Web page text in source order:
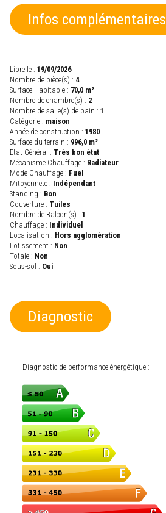
Infos complémentaires
Libre le : 19/09/2026
Nombre de pièce(s) : 4
Surface Habitable : 70,0 m²
Nombre de chambre(s) : 2
Nombre de salle(s) de bain : 1
Catégorie : maison
Année de construction : 1980
Surface du terrain : 996,0 m²
Etat Général : Très bon état
Mécanisme Chauffage : Radiateur
Mode Chauffage : Fuel
Mitoyennete : Indépendant
Standing : Bon
Couverture : Tuiles
Nombre de Balcon(s) : 1
Chauffage : Individuel
Localisation : Hors agglomération
Lotissement : Non
Totale : Non
Sous-sol : Oui
Diagnostic
Diagnostic de performance énergétique :